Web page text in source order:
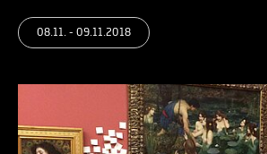
08.11. - 09.11.2018